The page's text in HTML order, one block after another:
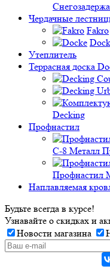
Чердачные
Fakro
Утеплитель
Террасная доска
Decking
Профнастил
C-8 Металл
Профнастил
Наплавляемая
Будьте всегда в курсе!
Узнавайте о скидках и
Новости магазина